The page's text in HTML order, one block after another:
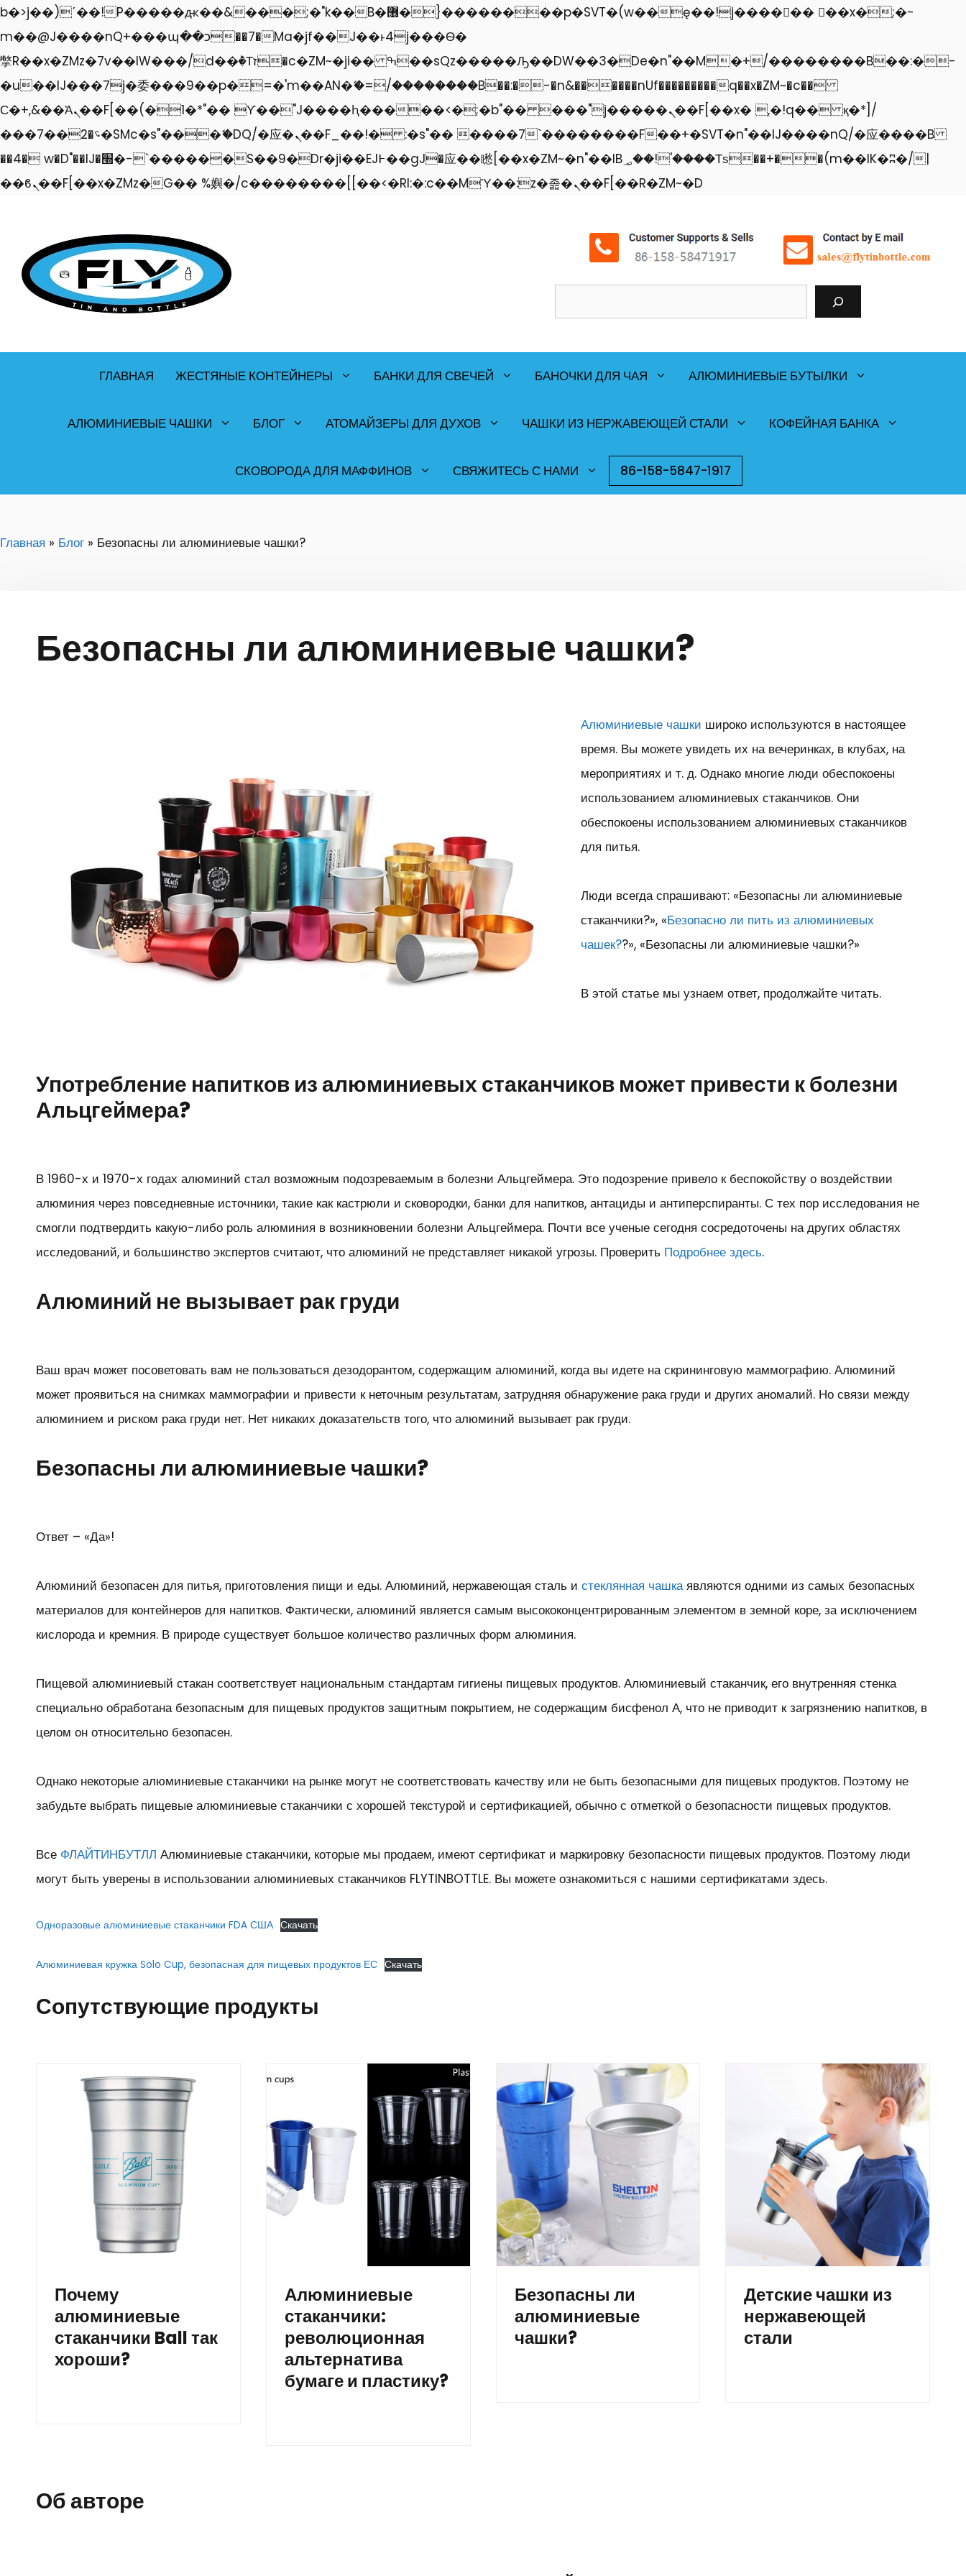
b�>j��)΄��!P�����ԫ��&���;�"k��B�޶�}��������p�SVT�(w��ę��!j������ ��x�;�-
m��@J����nQ+���պ��כ��7�Ma�jf��J��ͱ4j���Ѳ�
撆R��x�ZMz�7v��IW���/d��ٞ�Тז�c�ZM~�ji�� ߒ��sQz�����Ԡ��DW��3�De�n"��M�+/��������B��:�-
�u��IJ���7j�委���9��p�=�'m��AN�ޭ�=/��������B��:�-�n&������nUf���������q��x�ZM~�c��
Ϲ�+,&��Ὰܢ��F[��(�1�*"�� ϒ��"J����ԧ�����<�;�b"�� ���"j�����ܢ��F[��x� ,�!q�� қ�*]/
���؝�2��7�SMc�s"���ޭ�DQ/�应�ܢ��F_��!� :�s"�� ����7`��������F��+�SVT�n"��IJ����nQ/�应����B
��4� w�D"��IJ�׭�-`������S��9�Dr�ji��EJ߅��gJ�应��矁[��x�ZM~�n"��IB؃��!'����Тѕ��+��(m��IK�ʭ�/|
��ϐܢ��F[��x�ZMz�G�� %嬩�/c��������[[��<�RI:�:c��MΎ��:z�졾�ܢ��F[��R�ZM~�D
содержанию
ГЛАВНАЯ ЖЕСТЯНЫЕ КОНТЕЙНЕРЫ БАНКИ ДЛЯ СВЕЧЕЙ БАНОЧКИ ДЛЯ ЧАЯ АЛЮМИНИЕВЫЕ БУТЫЛКИ
АЛЮМИНИЕВЫЕ ЧАШКИ БЛОГ АТОМАЙЗЕРЫ ДЛЯ ДУХОВ ЧАШКИ ИЗ НЕРЖАВЕЮЩЕЙ СТАЛИ КОФЕЙНАЯ БАНКА
СКОВОРОДА ДЛЯ МАФФИНОВ СВЯЖИТЕСЬ С НАМИ 86-158-5847-1917
Главная » Блог » Безопасны ли алюминиевые чашки?
Безопасны ли алюминиевые чашки?
Алюминиевые чашки широко используются в настоящее
время. Вы можете увидеть их на вечеринках, в клубах, на
мероприятиях и т. д. Однако многие люди обеспокоены
использованием алюминиевых стаканчиков. Они
обеспокоены использованием алюминиевых стаканчиков
для питья.
Люди всегда спрашивают: «Безопасны ли алюминиевые
стаканчики?», «Безопасно ли пить из алюминиевых
чашек??», «Безопасны ли алюминиевые чашки?»
В этой статье мы узнаем ответ, продолжайте читать.
Употребление напитков из алюминиевых стаканчиков может привести к болезни
Альцгеймера?
В 1960-х и 1970-х годах алюминий стал возможным подозреваемым в болезни Альцгеймера. Это подозрение привело к беспокойству о воздействии
алюминия через повседневные источники, такие как кастрюли и сковородки, банки для напитков, антациды и антиперспиранты. С тех пор исследования не
смогли подтвердить какую-либо роль алюминия в возникновении болезни Альцгеймера. Почти все ученые сегодня сосредоточены на других областях
исследований, и большинство экспертов считают, что алюминий не представляет никакой угрозы. Проверить Подробнее здесь.
Алюминий не вызывает рак груди
Ваш врач может посоветовать вам не пользоваться дезодорантом, содержащим алюминий, когда вы идете на скрининговую маммографию. Алюминий
может проявиться на снимках маммографии и привести к неточным результатам, затрудняя обнаружение рака груди и других аномалий. Но связи между
алюминием и риском рака груди нет. Нет никаких доказательств того, что алюминий вызывает рак груди.
Безопасны ли алюминиевые чашки?
Ответ – «Да»!
Алюминий безопасен для питья, приготовления пищи и еды. Алюминий, нержавеющая сталь и стеклянная чашкаявляются одними из самых безопасных
материалов для контейнеров для напитков. Фактически, алюминий является самым высококонцентрированным элементом в земной коре, за исключением
кислорода и кремния. В природе существует большое количество различных форм алюминия.
Пищевой алюминиевый стакан соответствует национальным стандартам гигиены пищевых продуктов. Алюминиевый стаканчик, его внутренняя стенка
специально обработана безопасным для пищевых продуктов защитным покрытием, не содержащим бисфенол А, что не приводит к загрязнению напитков, в
целом он относительно безопасен.
Однако некоторые алюминиевые стаканчики на рынке могут не соответствовать качеству или не быть безопасными для пищевых продуктов. Поэтому не
забудьте выбрать пищевые алюминиевые стаканчики с хорошей текстурой и сертификацией, обычно с отметкой о безопасности пищевых продуктов.
Все ФЛАЙТИНБУТЛЛ Алюминиевые стаканчики, которые мы продаем, имеют сертификат и маркировку безопасности пищевых продуктов. Поэтому люди
могут быть уверены в использовании алюминиевых стаканчиков FLYTINBOTTLE. Вы можете ознакомиться с нашими сертификатами здесь.
Одноразовые алюминиевые стаканчики FDA США Скачать
Алюминиевая кружка Solo Cup, безопасная для пищевых продуктов ЕС Скачать
Сопутствующие продукты
Почему
алюминиевые
стаканчики Ball так
хороши?
Алюминиевые
стаканчики:
революционная
альтернатива
бумаге и пластику?
Безопасны ли
алюминиевые
чашки?
Детские чашки из
нержавеющей
стали
Об авторе